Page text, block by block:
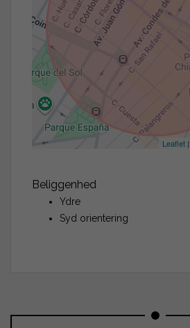
Leaflet
Beliggenhed
Ydre
Syd orientering